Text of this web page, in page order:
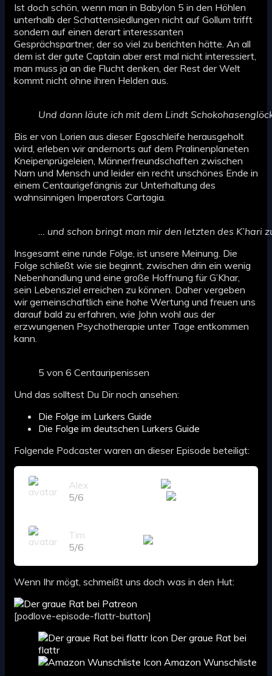
Ist doch schön, wenn man in Babylon 5 in den Höhlen
unterhalb der Schattensiedlungen nicht auf Gollum trifft
sondern auf einen derart interessanten
Gesprächspartner, der so viel zu berichten hätte. An all
dem ist der gute Captain aber erst mal nicht interessiert,
man muss ja an die Flucht denken, der Rest der Welt
kommt nicht ohne ihren Helden aus.
Und dann läute ich mit dem Lindt
Bis er von Lorien aus dieser Egoschleife herausgeholt
wird, erleben wir andernorts auf dem Pralinenplaneten
Kneipenprügeleien, Männerfreundschaften zwischen
Narn und Mensch und leider ein recht unschönes Ende in
einem Centaurigefängnis zur Unterhaltung des
wahnsinnigen Imperators Cartagia.
… und schon bringt man mir den letzten des K’hari
Insgesamt eine runde Folge, ist unsere Meinung. Die
Folge schließt wie sie beginnt, zwischen drin ein wenig
Nebenhandlung und eine große Hoffnung für G’Khar,
sein Lebensziel erreichen zu können. Daher vergeben
wir gemeinschaftlich eine hohe Wertung und freuen uns
darauf bald zu erfahren, wie John wohl aus der
erzwungenen Psychotherapie unter Tage entkommen
kann.
5 von 6 Centauripenissen
Und das solltest Du Dir noch ansehen:
Die Folge im Lurkers Guide
Die Folge im deutschen Lurkers Guide
Folgende Podcaster waren an dieser Episode beteiligt:
Alex
5/6
Tim
5/6
Wenn Ihr mögt, schmeißt uns doch was in den Hut:
[podlove-episode-flattr-button]
Der graue Rat bei
flattr
Amazon Wunschliste